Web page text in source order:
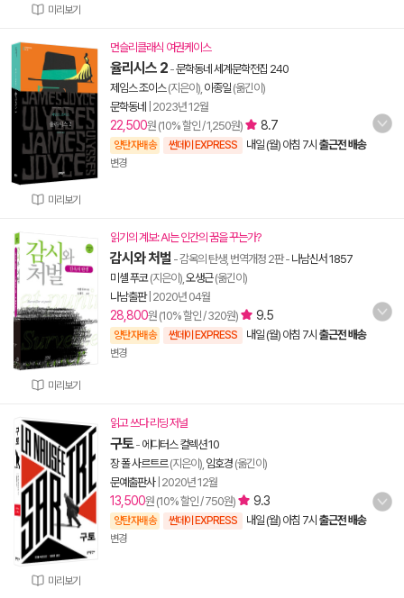
미리보기
미리보기
먼슬리클래식 여권케이스
율리시스 2 -문학동네 세계문학전집 240
제임스 조이스(지은이), 이종일 (옮긴이)
문학동네
2023년 12월
22,500원 (10% 할인 / 1,250원) 8.7
양탄자배송 썬데이 EXPRESS 내일 (월) 아침 7시 출근전 배송
변경
미리보기
읽기의 계보: AI는 인간의 꿈을 꾸는가?
감시와 처벌 - 감옥의 탄생, 번역개정 2판- 나남신서 1857
미셸 푸코(지은이), 오생근(옮긴이)
나남출판| 2020년 04월
28,800원 (10% 할인 / 320원) 9.5
양탄자배송 썬데이 EXPRESS 내일 (월) 아침 7시 출근전 배송
변경
미리보기
읽고 쓰다 리딩 저널
구토- 에디터스 컬렉션 10
장 폴 사르트르(지은이), 임호경 (옮긴이)
문예출판사| 2020년 12월
13,500원 (10% 할인 / 750원) 9.3
양탄자배송 썬데이 EXPRESS 내일 (월) 아침 7시 출근전 배송
변경